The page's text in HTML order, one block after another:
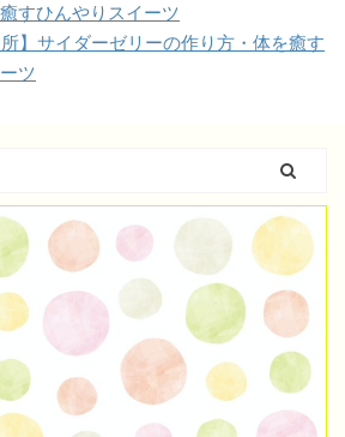
すひんやりスイーツ
所】サイダーゼリーの作り方・体を癒す
ツ